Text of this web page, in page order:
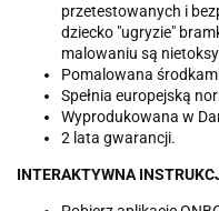
przetestowanych i
dziecko "ugryzie"
malowaniu są
Pomalowana
Spełnia europejską
Wyprodukowana w
2 lata gwarancji.
INTERAKTYWNA